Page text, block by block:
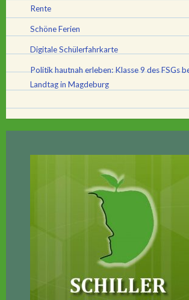
Rente
Schöne Ferien
Digitale Schülerfahrkarte
Politik hautnah erleben: Klasse 9 des FSGs
Landtag in Magdeburg